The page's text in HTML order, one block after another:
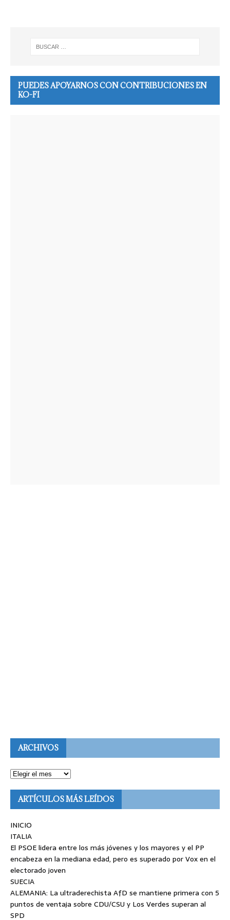
PUEDES APOYARNOS CON CONTRIBUCIONES EN
KO-FI
ARCHIVOS
ARTÍCULOS MÁS LEÍDOS
INICIO
ITALIA
El PSOE lidera entre los más jóvenes y los mayores y el PP
encabeza en la mediana edad, pero es superado por Vox en el
electorado joven
SUECIA
ALEMANIA: La ultraderechista AfD se mantiene primera con 5
puntos de ventaja sobre CDU/CSU y Los Verdes superan al
SPD